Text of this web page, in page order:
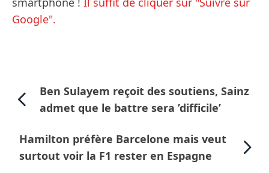
Google".
Ben Sulayem reçoit des soutiens, Sainz
admet que le battre sera ’difficile’
Hamilton préfère Barcelone mais veut
surtout voir la F1 rester en Espagne